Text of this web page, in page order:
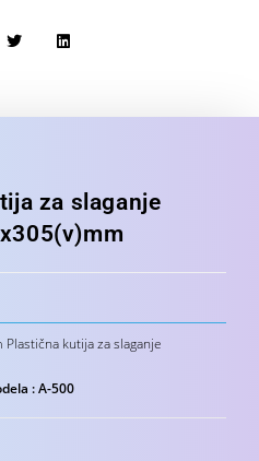
za slaganje
kutija za slaganje
: A-500